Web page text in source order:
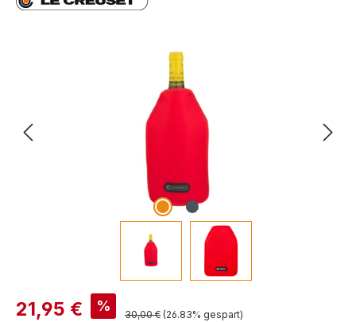
Verkaufspreis:
21,95 € % Regulärer Preis:
30,00 € (26.83% gespart)